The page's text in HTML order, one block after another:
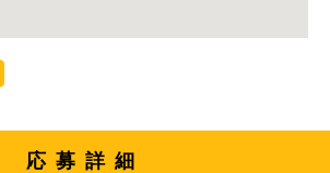
応募詳細